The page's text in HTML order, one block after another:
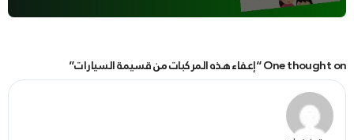
One thought on “إعفاء هذه المركبات من قسيمة السيارات”